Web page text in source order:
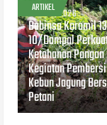
ARTIKEL
AUG 04, 2026
Babinsa Koramil
10/Dampal
Ketahanan
Kegiatan
Kebun Jagung
Petani